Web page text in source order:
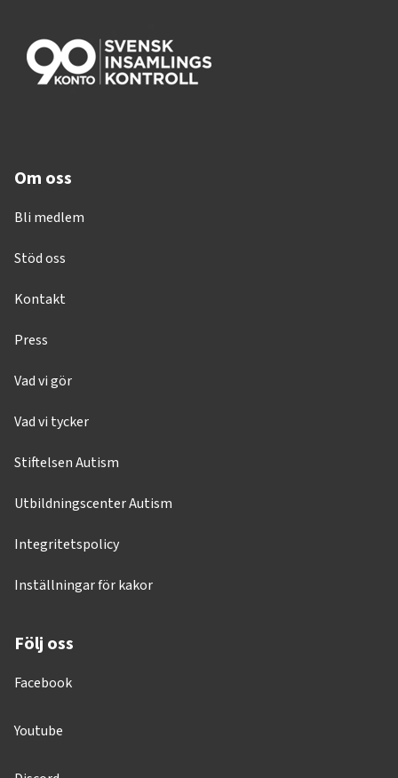
Om oss
Bli medlem
Stöd oss
Kontakt
Press
Vad vi gör
Vad vi tycker
Stiftelsen Autism
Utbildningscenter Autism
Integritetspolicy
Inställningar för kakor
Följ oss
Facebook
Youtube